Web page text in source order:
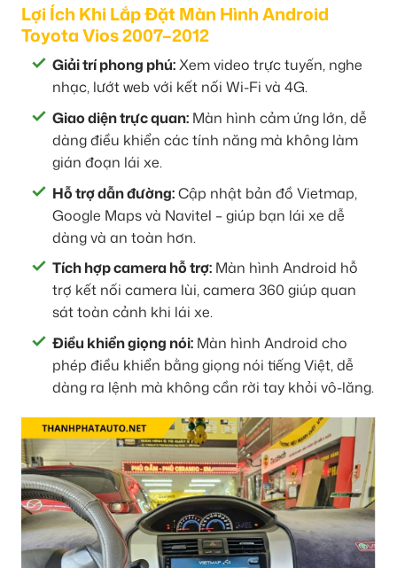
Lợi Ích Khi Lắp Đặt Màn Hình Android
Toyota Vios 2007–2012
Giải trí phong phú:Xem video trực tuyến, nghe
nhạc, lướt web với kết nối Wi-Fi và 4G.
Giao diện trực quan: Màn hình cảm ứng lớn, dễ
dàng điều khiển các tính năng mà không làm
gián đoạn lái xe.
Hỗ trợ dẫn đường:Cập nhật bản đồ Vietmap,
Google Maps và Navitel – giúp bạn lái xe dễ
dàng và an toàn hơn.
Tích hợp camera hỗ trợ: Màn hình Android hỗ
trợ kết nối camera lùi, camera 360 giúp quan
sát toàn cảnh khi lái xe.
Điều khiển giọng nói: Màn hình Android cho
phép điều khiển bằng giọng nói tiếng Việt, dễ
dàng ra lệnh mà không cần rời tay khỏi vô-lăng.